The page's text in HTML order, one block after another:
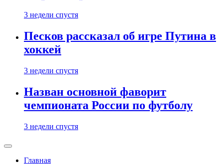
3 недели спустя
Песков рассказал об игре Путина в
хоккей
3 недели спустя
Назван основной фаворит
чемпионата России по футболу
3 недели спустя
Главная